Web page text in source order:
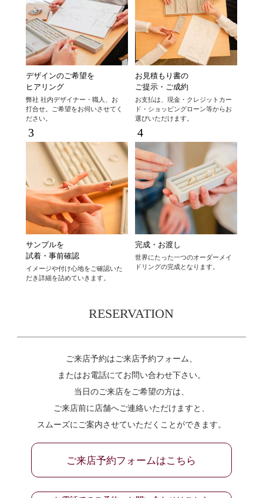
デザインのご希望を
ヒアリング
弊社 社内デザイナー・職人、お
打合せ。ご希望をお伺いさせてく
ださい。
お見積もり書の
ご提示・ご成約
お支払は、現金・クレジットカー
ド・ショッピングローン等からお
選びいただけます。
3
サンプルを
試着・事前確認
イメージや付け心地をご確認いた
だき詳細を詰めていきます。
4
完成・お渡し
世界にたった一つのオーダーメイ
ドリングの完成となります。
RESERVATION
ご来店予約はご来店予約フォーム、
またはお電話にてお問い合わせ下さい。
当日のご来店をご希望の方は、
ご来店前に店舗へご連絡いただけますと、
スムーズにご案内させていただくことができます。
ご来店予約フォームはこちら